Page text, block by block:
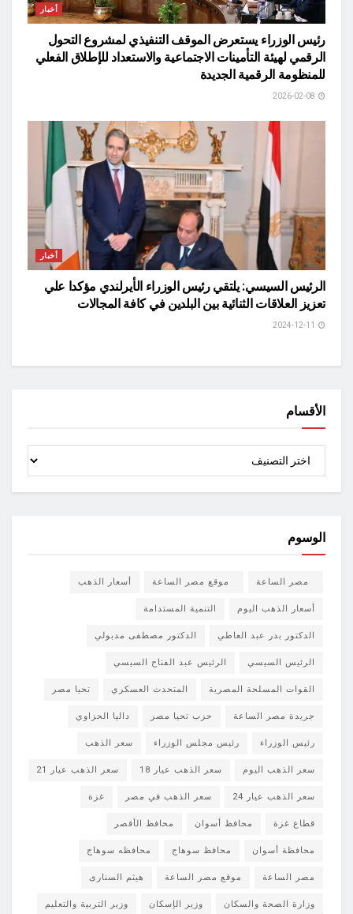
أخبار
رئيس الوزراء يستعرض الموقف التنفيذي لمشروع التحول
الرقمي لهيئة التأمينات الاجتماعية والاستعداد للإطلاق الفعلي
للمنظومة الرقمية الجديدة
أخبار
الرئيس السيسي: يلتقي رئيس الوزراء الأيرلندي مؤكدا علي
تعزيز العلاقات الثنائية بين البلدين في كافة المجالات
الأقسام
الوسوم
مصر الساعة موقع مصر الساعة أسعار الذهب
أسعار الذهب اليوم التنمية المستدامة
الدكتور بدر عبد العاطي الدكتور مصطفى مدبولي
الرئيس السيسي الرئيس عبد الفتاح السيسي
القوات المسلحة المصرية المتحدث العسكري تحيا مصر
جريدة مصر الساعة حزب تحيا مصر داليا الحزاوي
رئيس الوزراء رئيس مجلس الوزراء سعر الذهب
سعر الذهب اليوم سعر الذهب عيار 18 سعر الذهب عيار 21
سعر الذهب عيار 24 سعر الذهب في مصر غزة
قطاع غزة محافظ أسوان محافظ الأقصر
محافظة أسوان محافظ سوهاج محافظه سوهاج
مصر الساعة موقع مصر الساعة هيثم السنارى
وزارة الصحة والسكان وزير الإسكان وزير التربية والتعليم